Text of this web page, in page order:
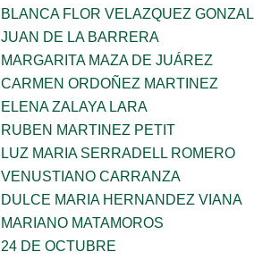
BLANCA FLOR VELAZQUEZ
JUAN DE LA BARRERA
MARGARITA MAZA DE JUÁREZ
CARMEN ORDOÑEZ MARTINEZ
ELENA ZALAYA LARA
RUBEN MARTINEZ PETIT
LUZ MARIA SERRADELL ROMERO
VENUSTIANO CARRANZA
DULCE MARIA HERNANDEZ VIANA
MARIANO MATAMOROS
24 DE OCTUBRE